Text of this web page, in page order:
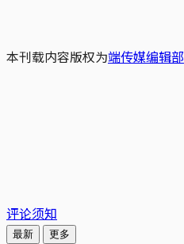
本刊载内容版权为端传媒编辑部
评论须知
最新 更多